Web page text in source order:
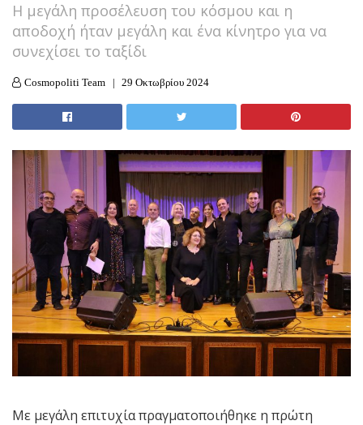
Η μεγάλη προσέλευση του κόσμου και η
αποδοχή ήταν μεγάλη και ένα κίνητρο για να
συνεχίσει το ταξίδι
Cosmopoliti Team 29 Οκτωβρίου 2024
Με μεγάλη επιτυχία πραγματοποιήθηκε η πρώτη